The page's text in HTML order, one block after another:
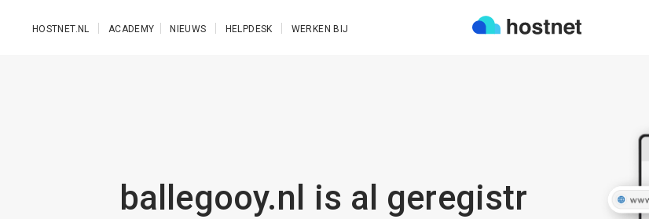
HOSTNET.NL ACADEMY NIEUWS HELPDESK WERKEN BIJ
ballegooy.nl is al geregistr